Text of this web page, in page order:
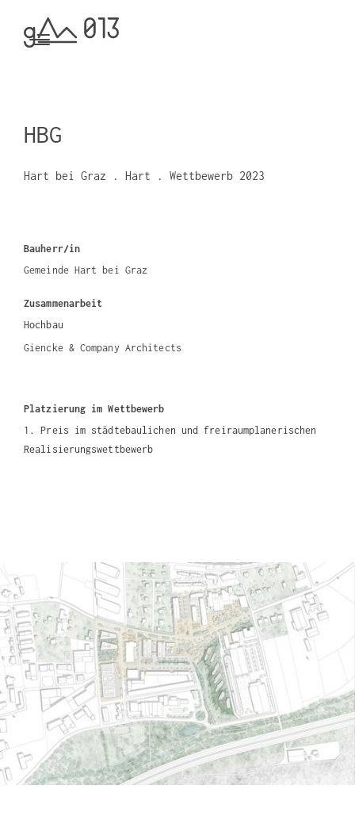
HBG
Hart bei Graz . Hart . Wettbewerb 2023
Bauherr/in
Gemeinde Hart bei Graz
Zusammenarbeit
Hochbau
Giencke & Company Architects
Platzierung im Wettbewerb
1. Preis im städtebaulichen und freiraumplanerischen
Realisierungswettbewerb